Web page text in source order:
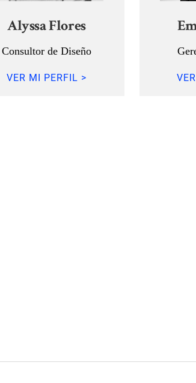
Alyssa Flores
Consultor de Diseño
VER MI PERFIL >